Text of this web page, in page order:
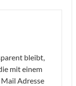
bleibt,
mit einem
Adresse